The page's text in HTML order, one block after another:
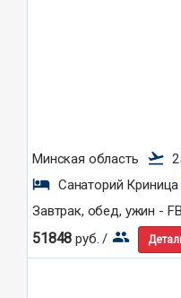
Минская область flight_takeoff
hotel Санаторий
Завтрак, обед, ужин - FB
51848 руб. / group